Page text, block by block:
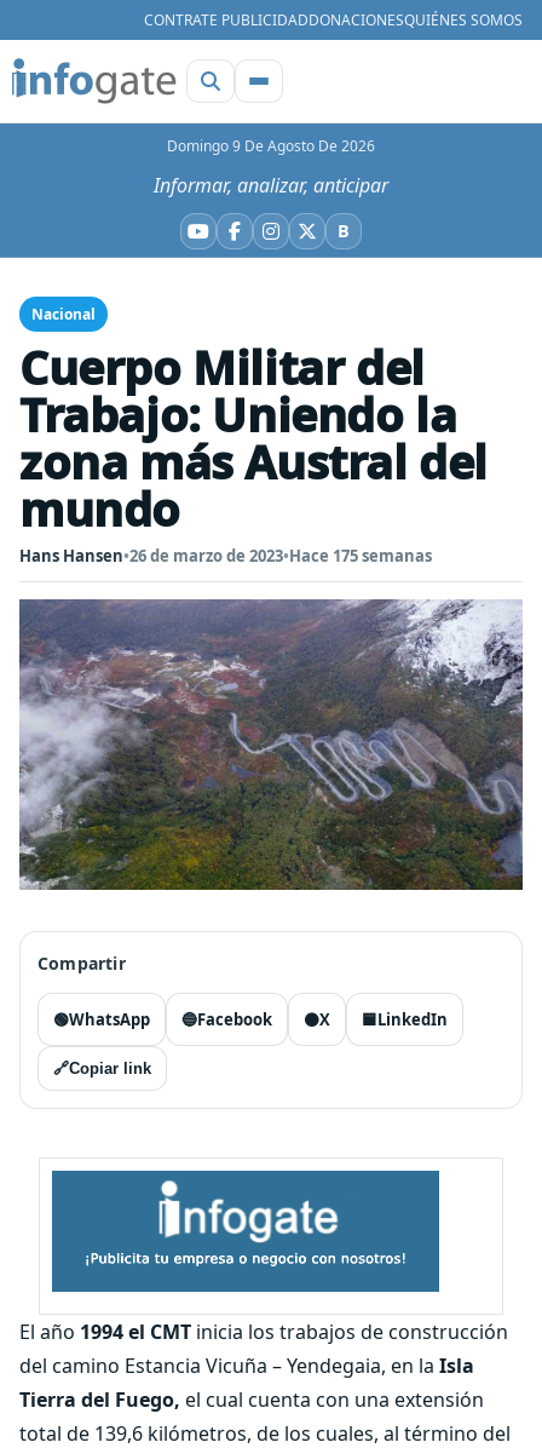
CONTRATE PUBLICIDADDONACIONESQUIÉNES SOMOS
Domingo 9 De Agosto De 2026
Informar, analizar, anticipar
YouTube
Facebook
Instagram
X BBluesky
Nacional
Cuerpo Militar del
Trabajo: Uniendo la
zona más Austral del
mundo
Hans Hansen•26 de marzo de 2023•Hace 175 semanas
Compartir
🟢WhatsApp 🔵Facebook ⚫X 🟦LinkedIn
🔗Copiar link
El año 1994 el CMT inicia los trabajos de construcción
del camino Estancia Vicuña – Yendegaia, en la Isla
Tierra del Fuego, el cual cuenta con una extensión
total de 139,6 kilómetros, de los cuales, al término del